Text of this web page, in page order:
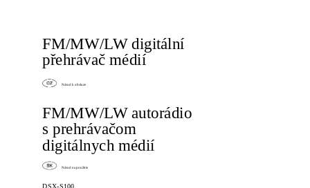
DSX-S100
FM/MW/LW digitální
přehrávač médií
Návod k obsluze
FM/MW/LW autorádio
s prehrávačom
digitálnych médií
Návod na použitie